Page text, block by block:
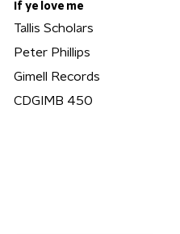
If ye love me
Tallis Scholars
Peter Phillips
Gimell Records
CDGIMB 450